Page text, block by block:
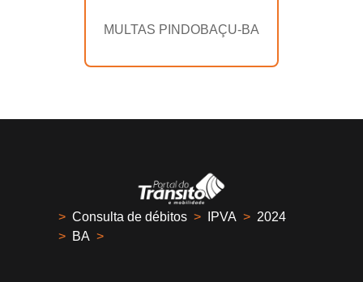
MULTAS PINDOBAÇU-BA
> Consulta de débitos > IPVA > 2024
> BA >